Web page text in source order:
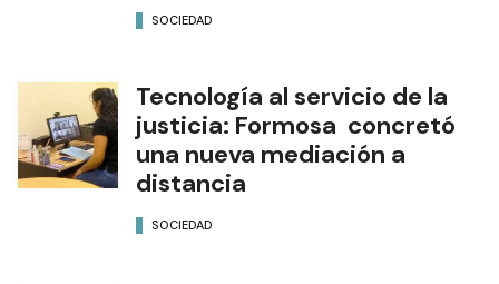
SOCIEDAD
Tecnología al servicio de la
justicia: Formosa concretó
una nueva mediación a
distancia
SOCIEDAD